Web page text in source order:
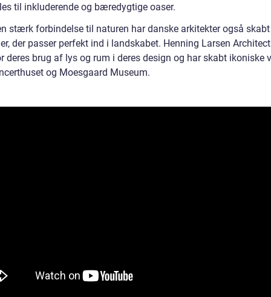
til inkluderende og bæredygtige oaser.
stærk forbindelse til naturen har danske arkitekter også
der passer perfekt ind i landskabet. Henning Larsen
deres brug af lys og rum i deres design og har skabt ikoniske
og Moesgaard Museum.